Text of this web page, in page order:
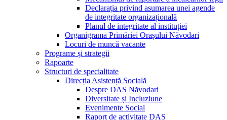
Declarația privind asumarea unei agende
de integritate organizațională
Planul de integritate al instituției
Organigrama Primăriei Orașului Năvodari
Locuri de muncă vacante
Programe și strategii
Rapoarte
Structuri de specialitate
Direcția Asistență Socială
Despre DAS Năvodari
Diversitate și Incluziune
Evenimente Social
Raport de activitate DAS